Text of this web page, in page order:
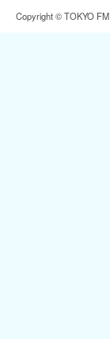
Copyright © TOKYO